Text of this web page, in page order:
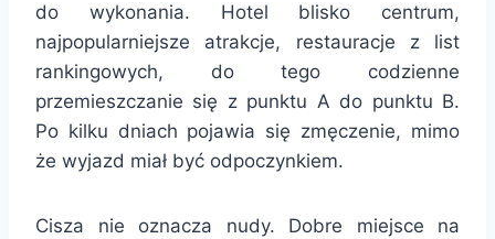
do wykonania. Hotel blisko centrum,
najpopularniejsze atrakcje, restauracje z list
rankingowych, do tego codzienne
przemieszczanie się z punktu A do punktu B.
Po kilku dniach pojawia się zmęczenie, mimo
że wyjazd miał być odpoczynkiem.
Cisza nie oznacza nudy. Dobre miejsce na